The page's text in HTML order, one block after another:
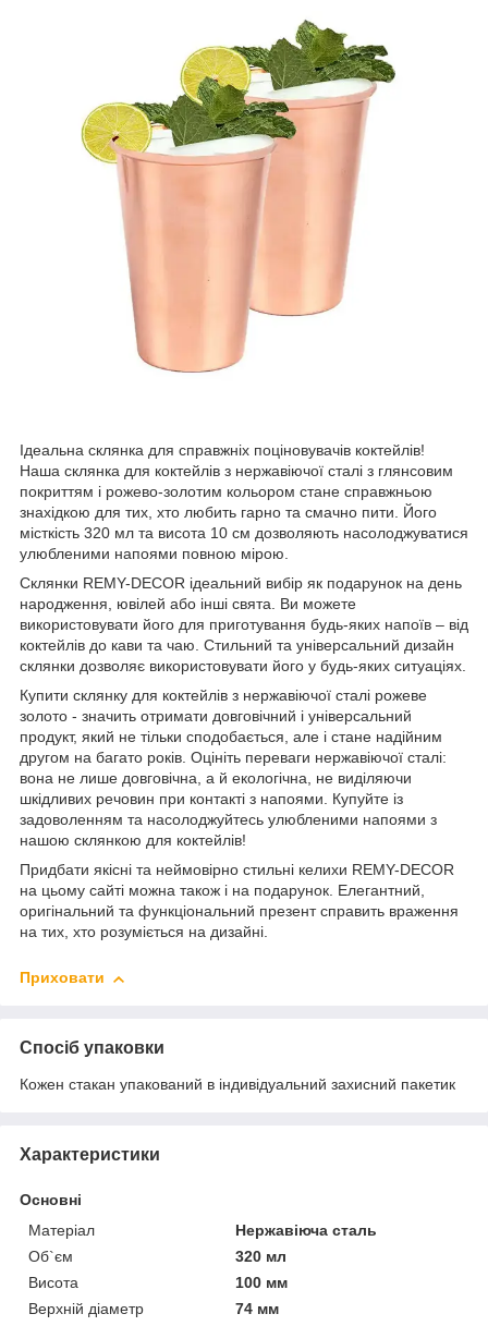
Ідеальна склянка для справжніх поціновувачів коктейлів!
Наша склянка для коктейлів з нержавіючої сталі з глянсовим
покриттям і рожево-золотим кольором стане справжньою
знахідкою для тих, хто любить гарно та смачно пити. Його
місткість 320 мл та висота 10 см дозволяють насолоджуватися
улюбленими напоями повною мірою.
Склянки REMY-DECOR ідеальний вибір як подарунок на день
народження, ювілей або інші свята. Ви можете
використовувати його для приготування будь-яких напоїв – від
коктейлів до кави та чаю. Стильний та універсальний дизайн
склянки дозволяє використовувати його у будь-яких ситуаціях.
Купити склянку для коктейлів з нержавіючої сталі рожеве
золото - значить отримати довговічний і універсальний
продукт, який не тільки сподобається, але і стане надійним
другом на багато років. Оцініть переваги нержавіючої сталі:
вона не лише довговічна, а й екологічна, не виділяючи
шкідливих речовин при контакті з напоями. Купуйте із
задоволенням та насолоджуйтесь улюбленими напоями з
нашою склянкою для коктейлів!
Придбати якісні та неймовірно стильні келихи REMY-DECOR
на цьому сайті можна також і на подарунок. Елегантний,
оригінальний та функціональний презент справить враження
на тих, хто розуміється на дизайні.
Приховати
Спосіб упаковки
Кожен стакан упакований в індивідуальний захисний пакетик
Характеристики
Основні
Матеріал
Нержавіюча сталь
Об`єм
320 мл
Висота
100 мм
Верхній діаметр
74 мм